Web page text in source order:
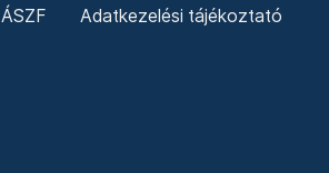
ÁSZF Adatkezelési tájékoztató